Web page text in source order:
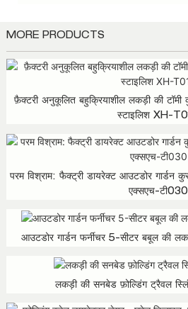
MORE PRODUCTS
फ़ैक्टरी अनुकूलित बहुक्रियाशील लकड़ी की टॉमी
स्टाइलिश XH-
परम विश्राम: फैक्ट्री डायरेक्ट आउटडोर गार्डन
एक्सएच-टी030
आउटडोर गार्डन फर्नीचर 5-सीटर बबूल की
लकड़ी की सनबेड फ़ोल्डिंग ट्रैवल